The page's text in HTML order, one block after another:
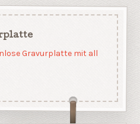
Gravurplatte mit all